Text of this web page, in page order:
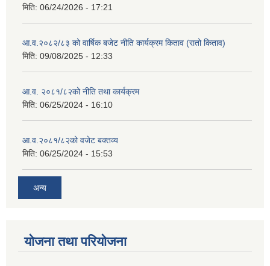
मिति: 06/24/2026 - 17:21
आ.व.२०८२/८३ को वार्षिक बजेट नीति कार्यक्रम किताव (रातो किताव)
मिति: 09/08/2025 - 12:33
आ.व. २०८१/८२को नीति तथा कार्यक्रम
मिति: 06/25/2024 - 16:10
आ.व.२०८१/८२को वजेट बक्तव्य
मिति: 06/25/2024 - 15:53
अन्य
योजना तथा परियोजना